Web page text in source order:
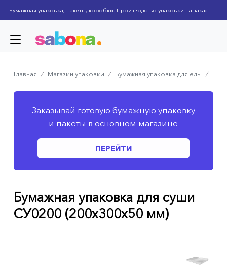
content
Бумажная упаковка, пакеты, коробки. Производство упаковки на заказ
Главная ⁄ Магазин упаковки ⁄ Бумажная упаковка для еды ⁄
Заказывай готовую бумажную упаковку
и пакеты в основном магазине
ПЕРЕЙТИ
Бумажная упаковка для суши
СУ0200 (200х300х50 мм)